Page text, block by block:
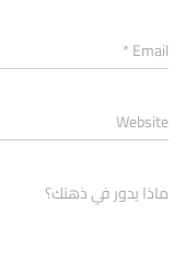
Email
*
Website
ماذا يدور في ذهنك؟